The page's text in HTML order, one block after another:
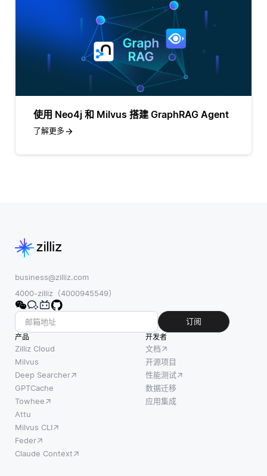
使用 Neo4j 和 Milvus 搭建 GraphRAG Agent
了解更多
business@zilliz.com
4000-zilliz（4000945549）
订阅
产品
Zilliz Cloud
Milvus
Deep Searcher
GPTCache
Towhee
Attu
Milvus CLI
Feder
Claude Context
开发者
文档
开源项目
性能测试
数据迁移
应用集成